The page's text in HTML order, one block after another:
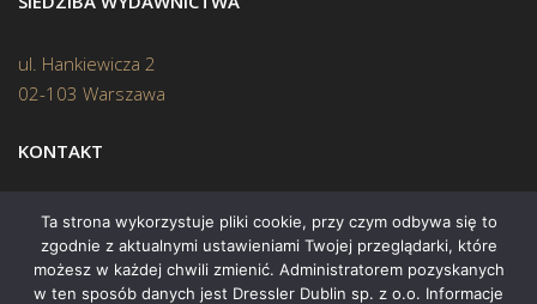
ul. Hankiewicza 2
02-103 Warszawa
KONTAKT
Biuro:(22) 45 70 402
Mail:biuro@swiatksiazki.pl
Ta strona wykorzystuje pliki cookie, przy czym odbywa się to
zgodnie z aktualnymi ustawieniami Twojej przeglądarki, które
możesz w każdej chwili zmienić. Administratorem pozyskanych
w ten sposób danych jest Dressler Dublin sp. z o.o. Informacje